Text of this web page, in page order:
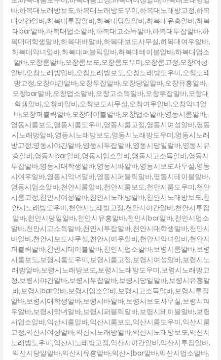
바,하복대노래방보도,하복대노래방도우미,하복대노래방고정,하복
대야간알바,하복대투잡알바,하복대당일알바,하복대유흥알바,하복
대bar알바,하복대업소알바,하복대고소득알바,하복대투잡알바,하
복대대학생알바,하복대바알바,하복대보도사무실,하복대여우알바,
하복대악녀알바,하복대퍼블릭알바,하복대테이블알바,하복대업소
알바,오창룸알바,오창룸보도,오창룸도우미,오창룸고정,오창여성
알바,오창노래방알바,오창노래방보도,오창노래방도우미,오창노래
방고정,오창야간알바,오창투잡알바,오창당일알바,오창유흥알바,
오창bar알바,오창업소알바,오창고소득알바,오창투잡알바,오창대
학생알바,오창바알바,오창보도사무실,오창여우알바,오창악녀알
바,오창퍼블릭알바,오창테이블알바,오창업소알바,영동시룸알바,
영동시룸보도,영동시룸도우미,영동시룸고정,영동시여성알바,영동
시노래방알바,영동시노래방보도,영동시노래방도우미,영동시노래
방고정,영동시야간알바,영동시투잡알바,영동시당일알바,영동시유
흥알바,영동시bar알바,영동시업소알바,영동시고소득알바,영동시
투잡알바,영동시대학생알바,영동시바알바,영동시보도사무실,영동
시여우알바,영동시악녀알바,영동시퍼블릭알바,영동시테이블알바,
영동시업소알바,천안시룸알바,천안시룸보도,천안시룸도우미,천안
시룸고정,천안시여성알바,천안시노래방알바,천안시노래방보도,천
안시노래방도우미,천안시노래방고정,천안시야간알바,천안시투잡
알바,천안시당일알바,천안시유흥알바,천안시bar알바,천안시업소
알바,천안시고소득알바,천안시투잡알바,천안시대학생알바,천안시
바알바,천안시보도사무실,천안시여우알바,천안시악녀알바,천안시
퍼블릭알바,천안시테이블알바,천안시업소알바,보령시룸알바,보령
시룸보도,보령시룸도우미,보령시룸고정,보령시여성알바,보령시노
래방알바,보령시노래방보도,보령시노래방도우미,보령시노래방고
정,보령시야간알바,보령시투잡알바,보령시당일알바,보령시유흥알
바,보령시bar알바,보령시업소알바,보령시고소득알바,보령시투잡
알바,보령시대학생알바,보령시바알바,보령시보도사무실,보령시여
우알바,보령시악녀알바,보령시퍼블릭알바,보령시테이블알바,보령
시업소알바,익산시룸알바,익산시룸보도,익산시룸도우미,익산시룸
고정,익산시여성알바,익산시노래방알바,익산시노래방보도,익산시
노래방도우미,익산시노래방고정,익산시야간알바,익산시투잡알바,
익산시당일알바,익산시유흥알바,익산시bar알바,익산시업소알바,